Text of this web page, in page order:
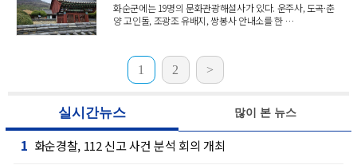
화순군에는 19명의 문화관광해설사가 있다. 운주사, 도곡·춘
양 고인돌, 조광조 유배지, 쌍봉사 안내소를 한 …
1 2 >
실시간뉴스
1 화순경찰, 112 신고 사건 분석 회의 개최
많이 본 뉴스